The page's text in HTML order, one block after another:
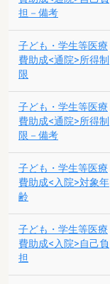
担－備考
子ども・学生等医療
費助成<通院>所得制
限
子ども・学生等医療
費助成<通院>所得制
限－備考
子ども・学生等医療
費助成<入院>対象年
齢
子ども・学生等医療
費助成<入院>自己負
担